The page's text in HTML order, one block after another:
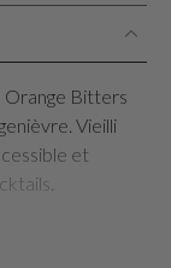
Orange Bitters
Vieilli
et
leur vie en